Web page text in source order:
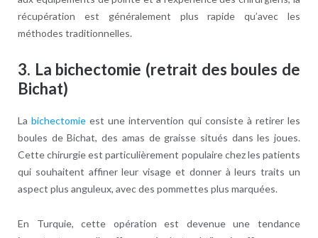
récupération est généralement plus rapide qu’avec les
méthodes traditionnelles.
3. La bichectomie (retrait des boules de
Bichat)
Labichectomie est une intervention qui consiste à retirer les
boules de Bichat, des amas de graisse situés dans les joues.
Cette chirurgie est particulièrement populaire chez les patients
qui souhaitent affiner leur visage et donner à leurs traits un
aspect plus anguleux, avec des pommettes plus marquées.
En Turquie, cette opération est devenue une tendance